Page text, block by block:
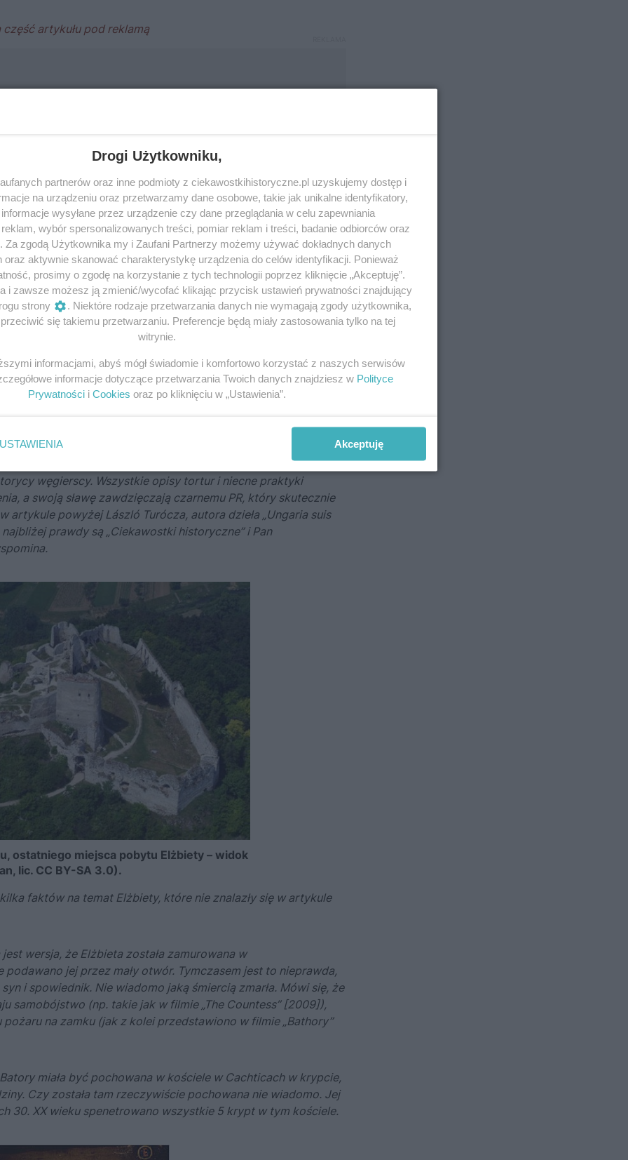
zbrodni
Wrobili ją!
się do komentarza innej czytelniczki] opiera się na książce H.
wspólnego z prawdą historyczną. jest on raczej zbiorem mniej
z Cachtic, czyli w myśl zasady – cokolwiek powiedzieli
jeśli nie ma na to dowodów. Kąpiele we krwi, zamurowanie
setek ofiar, narzędzia tortur – to wszystko jest wymysłem,
węgierscy. Wszystkie opisy tortur i niecne praktyki
a swoją sławę zawdzięczają czarnemu PR, który skutecznie
artykule powyżej László Turócza, autora dzieła „Ungaria suis
prawdy są „Ciekawostki historyczne” i Pan
ostatniego miejsca pobytu Elżbiety – widok
lic. CC BY-SA 3.0).
faktów na temat Elżbiety, które nie znalazły się w artykule
wersja, że Elżbieta została zamurowana w
jej przez mały otwór. Tymczasem jest to nieprawda,
i spowiednik. Nie wiadomo jaką śmiercią zmarła. Mówi się, że
samobójstwo (np. takie jak w filmie „The Countess” [2009]),
na zamku (jak z kolei przedstawiono w filmie „Bathory”
miała być pochowana w kościele w Cachticach w krypcie,
Czy została tam rzeczywiście pochowana nie wiadomo. Jej
30. XX wieku spenetrowano wszystkie 5 krypt w tym kościele.
Drogi Użytkowniku,
partnerów oraz inne podmioty z ciekawostkihistoryczne.pl uzyskujemy dostęp i
na urządzeniu oraz przetwarzamy dane osobowe, takie jak unikalne identyfikatory,
wysyłane przez urządzenie czy dane przeglądania w celu zapewniania
wybór spersonalizowanych treści, pomiar reklam i treści, badanie odbiorców oraz
Za zgodą Użytkownika my i Zaufani Partnerzy możemy używać dokładnych danych
oraz aktywnie skanować charakterystykę urządzenia do celów identyfikacji. Ponieważ
prosimy o zgodę na korzystanie z tych technologii poprzez kliknięcie „Akceptuję”.
i zawsze możesz ją zmienić/wycofać klikając przycisk ustawień prywatności znajdujący
strony
. Niektóre rodzaje przetwarzania danych nie wymagają zgody użytkownika,
się takiemu przetwarzaniu. Preferencje będą miały zastosowania tylko na tej
witrynie.
informacjami, abyś mógł świadomie i komfortowo korzystać z naszych serwisów
informacje dotyczące przetwarzania Twoich danych znajdziesz w Polityce
Prywatności i Cookies oraz po kliknięciu w „Ustawienia”.
USTAWIENIA Akceptuję